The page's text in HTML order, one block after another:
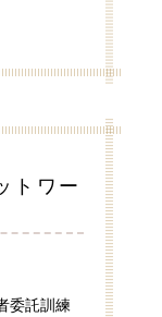
トワー
委託訓練